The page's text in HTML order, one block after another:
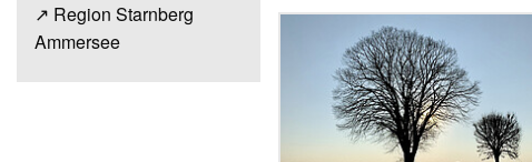
↗ Region Starnberg
Ammersee